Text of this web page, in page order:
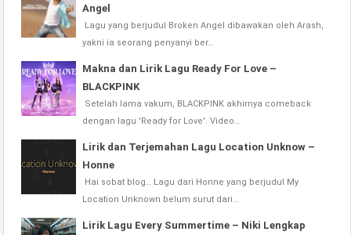
Angel
Lagu yang berjudul Broken Angel dibawakan oleh Arash,
yakni ia seorang penyanyi ber…
Makna dan Lirik Lagu Ready For Love –
BLACKPINK
Setelah lama vakum, BLACKPINK akhirnya comeback
dengan lagu 'Ready for Love'. Video…
Lirik dan Terjemahan Lagu Location Unknow –
Honne
Hai sobat blog… Lagu dari Honne yang berjudul My
Location Unknown belum surut dari…
Lirik Lagu Every Summertime – Niki Lengkap